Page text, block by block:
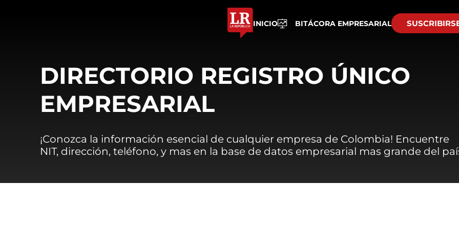
INICIO BITÁCORA EMPRESARIAL
DIRECTORIO REGISTRO ÚNICO
EMPRESARIAL
¡Conozca la información esencial de cualquier empresa de Colombia! Encuentre
NIT, dirección, teléfono, y mas en la base de datos empresarial mas grande del